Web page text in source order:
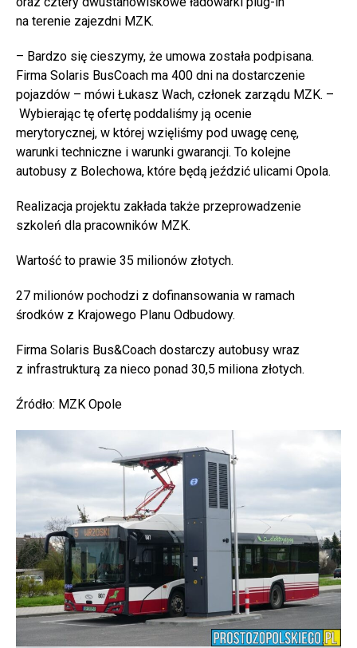
na terenie zajezdni MZK.
– Bardzo się cieszymy, że umowa została podpisana.
Firma Solaris BusCoach ma 400 dni na dostarczenie
pojazdów – mówi Łukasz Wach, członek zarządu MZK. –
Wybierając tę ofertę poddaliśmy ją ocenie
merytorycznej, w której wzięliśmy pod uwagę cenę,
warunki techniczne i warunki gwarancji. To kolejne
autobusy z Bolechowa, które będą jeździć ulicami Opola.
Realizacja projektu zakłada także przeprowadzenie
szkoleń dla pracowników MZK.
Wartość to prawie 35 milionów złotych.
27 milionów pochodzi z dofinansowania w ramach
środków z Krajowego Planu Odbudowy.
Firma Solaris Bus&Coach dostarczy autobusy wraz
z infrastrukturą za nieco ponad 30,5 miliona złotych.
Źródło: MZK Opole